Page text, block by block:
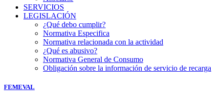
SERVICIOS
LEGISLACIÓN
¿Qué debo cumplir?
Normativa Especifica
Normativa relacionada con la actividad
¿Qué es abusivo?
Normativa General de Consumo
Obligación sobre la información de servicio de recarga
FEMEVAL